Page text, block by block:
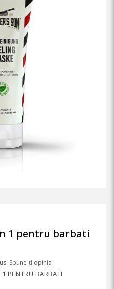
1 pentru barbati
Spune-ți opinia
PENTRU BARBATI